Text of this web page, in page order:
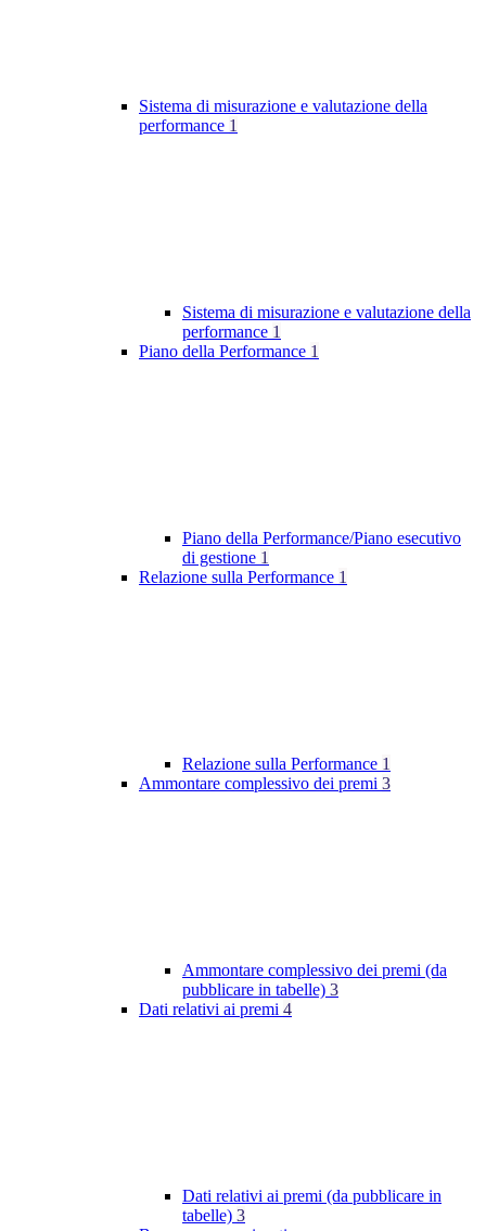
Sistema di misurazione e valutazione della
performance 1
Sistema di misurazione e valutazione della
performance 1
Piano della Performance 1
Piano della Performance/Piano esecutivo
di gestione 1
Relazione sulla Performance 1
Relazione sulla Performance 1
Ammontare complessivo dei premi 3
Ammontare complessivo dei premi (da
pubblicare in tabelle) 3
Dati relativi ai premi 4
Dati relativi ai premi (da pubblicare in
tabelle) 3